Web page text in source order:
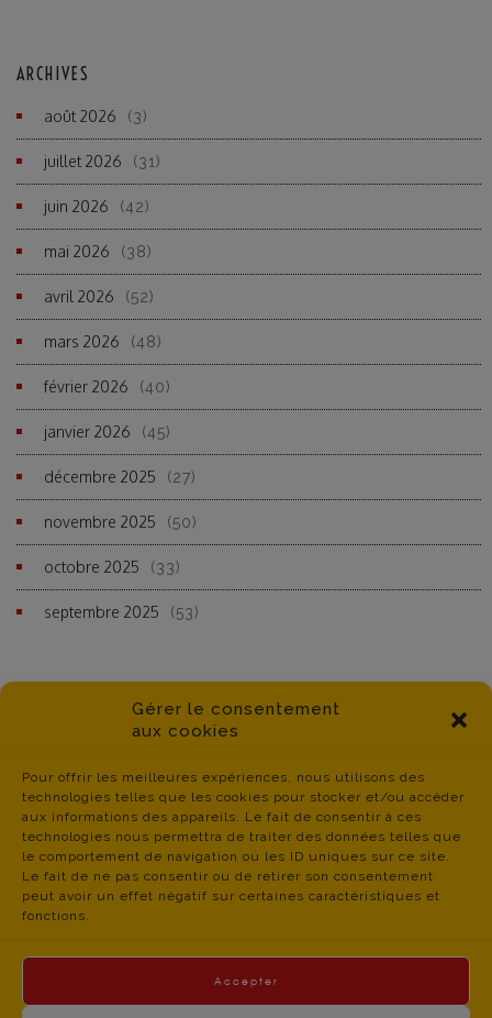
Gérer le consentement
aux cookies
Pour offrir les meilleures expériences, nous utilisons des
technologies telles que les cookies pour stocker et/ou accéder
aux informations des appareils. Le fait de consentir à ces
technologies nous permettra de traiter des données telles que
le comportement de navigation ou les ID uniques sur ce site.
Le fait de ne pas consentir ou de retirer son consentement
peut avoir un effet négatif sur certaines caractéristiques et
fonctions.
Accepter
ARCHIVES
août 2026 (3)
juillet 2026 (31)
juin 2026 (42)
mai 2026 (38)
avril 2026 (52)
mars 2026 (48)
février 2026 (40)
janvier 2026 (45)
décembre 2025 (27)
novembre 2025 (50)
octobre 2025 (33)
septembre 2025 (53)